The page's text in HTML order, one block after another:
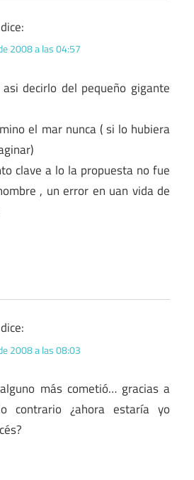
dice:
2008 a las 04:57
decirlo del pequeño gigante
el mar nunca ( si lo hubiera
clave a lo la propuesta no fue
, un error en uan vida de
dice:
2008 a las 08:03
más cometió… gracias a
contrario ¿ahora estaría yo